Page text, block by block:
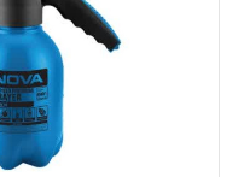
برندها
الکترونیک و روشنایی